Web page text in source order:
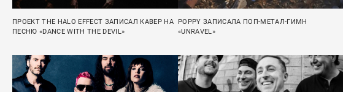
ПРОЕКТ THE HALO EFFECT ЗАПИСАЛ КАВЕР НА
ПЕСНЮ «DANCE WITH THE DEVIL»
POPPY ЗАПИСАЛА ПОП-МЕТАЛ-ГИМН
«UNRAVEL»